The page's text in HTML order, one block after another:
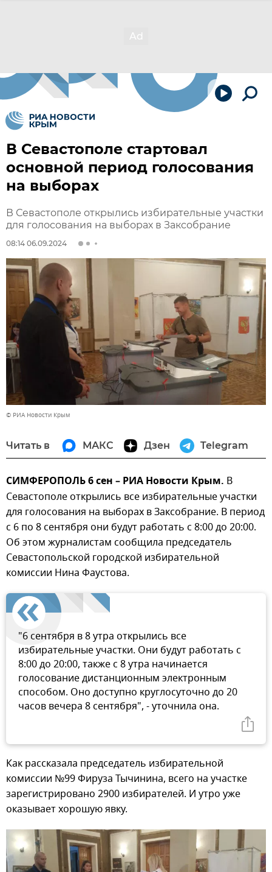
В Севастополе стартовал
основной период голосования
на выборах
В Севастополе открылись избирательные участки
для голосования на выборах в Заксобрание
08:14 06.09.2024
© РИА Новости Крым
Читать в МАКС Дзен Telegram
СИМФЕРОПОЛЬ 6 сен – РИА Новости Крым. В
Севастополе открылись все избирательные участки
для голосования на выборах в Заксобрание. В период
с 6 по 8 сентября они будут работать с 8:00 до 20:00.
Об этом журналистам сообщила председатель
Севастопольской городской избирательной
комиссии Нина Фаустова.
"6 сентября в 8 утра открылись все
избирательные участки. Они будут работать с
8:00 до 20:00, также с 8 утра начинается
голосование дистанционным электронным
способом. Оно доступно круглосуточно до 20
часов вечера 8 сентября", - уточнила она.
Как рассказала председатель избирательной
комиссии №99 Фируза Тычинина, всего на участке
зарегистрировано 2900 избирателей. И утро уже
оказывает хорошую явку.